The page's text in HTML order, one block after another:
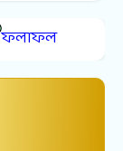
ফলাফল